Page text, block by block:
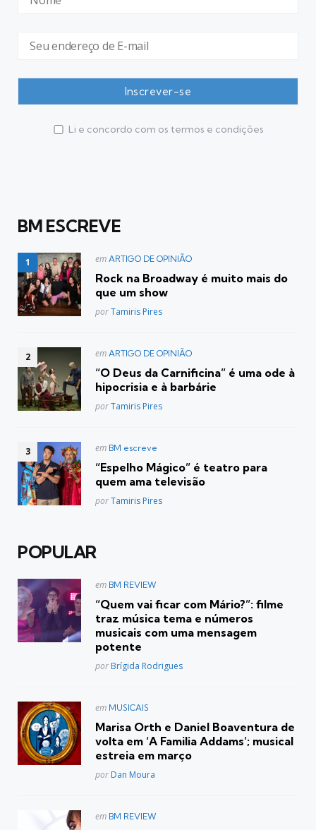
Li e concordo com os termos e condições
BM ESCREVE
Postado
em ARTIGO DE OPINIÃO
Rock na Broadway é muito mais do
que um show
Posted
porTamiris Pires
Postado
em ARTIGO DE OPINIÃO
“O Deus da Carnificina” é uma ode à
hipocrisia e à barbárie
Posted
porTamiris Pires
Postado
em BM escreve
“Espelho Mágico” é teatro para
quem ama televisão
Posted
porTamiris Pires
POPULAR
Postado
em BM REVIEW
“Quem vai ficar com Mário?”: filme
traz música tema e números
musicais com uma mensagem
potente
Posted
por Brígida Rodrigues
Postado
em MUSICAIS
Marisa Orth e Daniel Boaventura de
volta em ‘A Familia Addams’; musical
estreia em março
Posted
por Dan Moura
Postado
em BM REVIEW